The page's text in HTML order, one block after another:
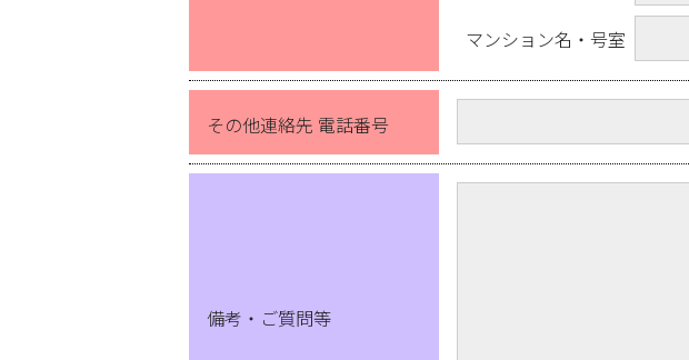
マンション名・号室
その他連絡先 電話番号
備考・ご質問等